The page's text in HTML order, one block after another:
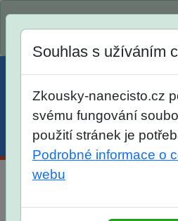
Menu Účet Košík
Souhlas s užíváním
Zkousky-nanecisto.cz
svému fungování
použití stránek je
Podrobné informace o
webu